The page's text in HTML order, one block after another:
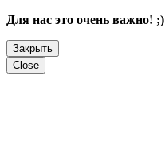
Для нас это очень важно! ;)
Закрыть
Close